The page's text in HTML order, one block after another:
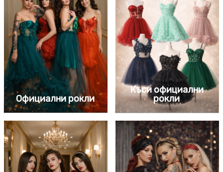
Официални рокли
Къси официални
рокли